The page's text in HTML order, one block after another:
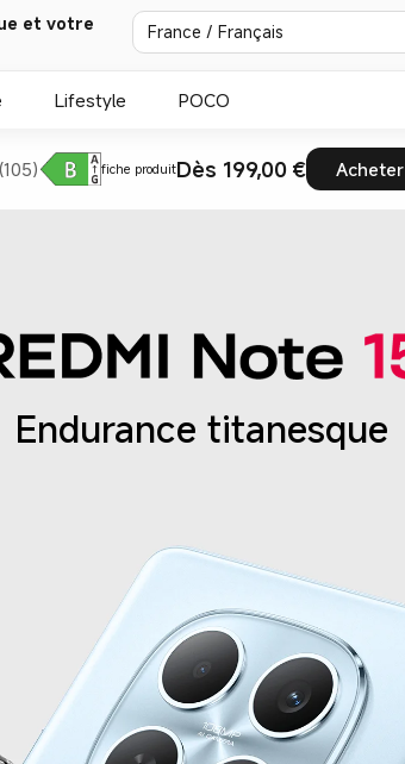
et votre
France / Français
Lifestyle POCO
fiche produitDès 199,00 € Acheter